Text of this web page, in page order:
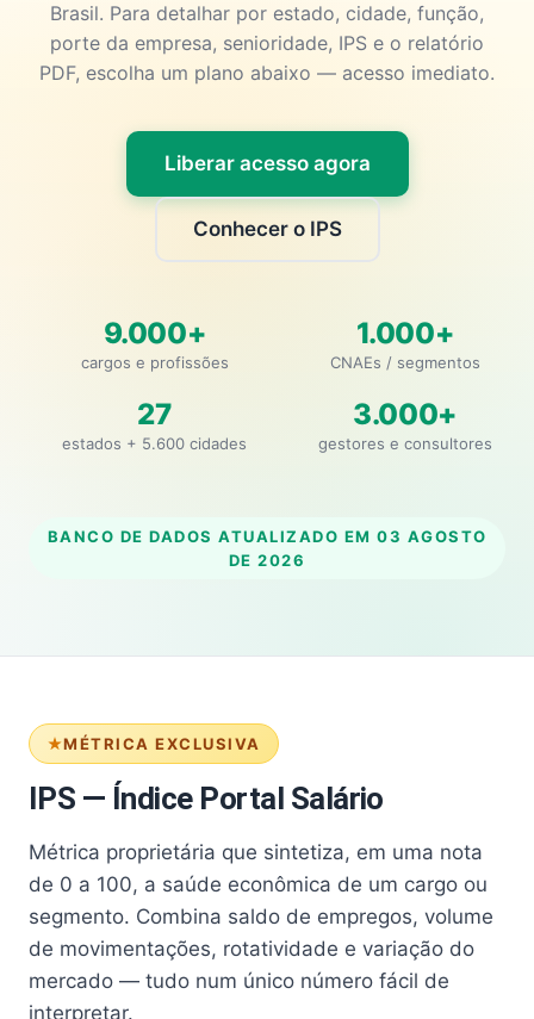
Brasil. Para detalhar por estado, cidade, função,
porte da empresa, senioridade, IPS e o relatório
PDF, escolha um plano abaixo — acesso imediato.
Liberar acesso agora
Conhecer o IPS
9.000+
cargos e profissões
1.000+
CNAEs / segmentos
27
estados + 5.600 cidades
3.000+
gestores e consultores
BANCO DE DADOS ATUALIZADO EM 03 AGOSTO
DE 2026
MÉTRICA EXCLUSIVA
IPS — Índice Portal Salário
Métrica proprietária que sintetiza, em uma nota
de 0 a 100, a saúde econômica de um cargo ou
segmento. Combina saldo de empregos, volume
de movimentações, rotatividade e variação do
mercado — tudo num único número fácil de
interpretar.